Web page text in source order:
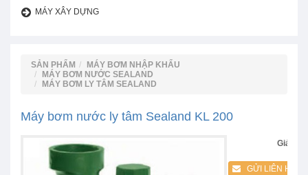
MÁY XÂY DỰNG
SẢN PHẨM
MÁY BƠM NHẬP KHẨU
MÁY BƠM NƯỚC SEALAND
MÁY BƠM LY TÂM SEALAND
Máy bơm nước ly tâm Sealand KL 200
Giá:
GỬI LIÊN HỆ